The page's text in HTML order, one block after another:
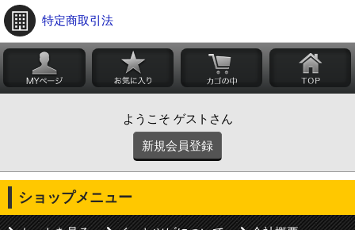
特定商取引法
ようこそ ゲストさん
新規会員登録
ショップメニュー